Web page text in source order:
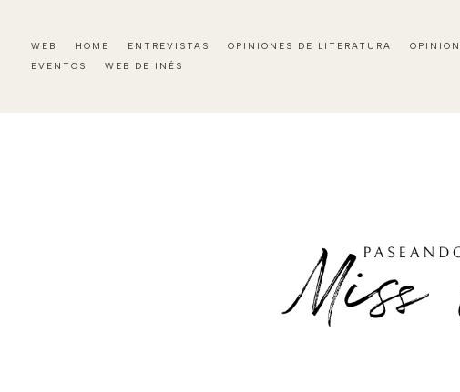
WEB HOME ENTREVISTAS OPINIONES DE LITERATURA
EVENTOS
WEB DE INÉS